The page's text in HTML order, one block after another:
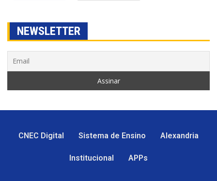
NEWSLETTER
CNEC Digital Sistema de Ensino Alexandria
Institucional APPs